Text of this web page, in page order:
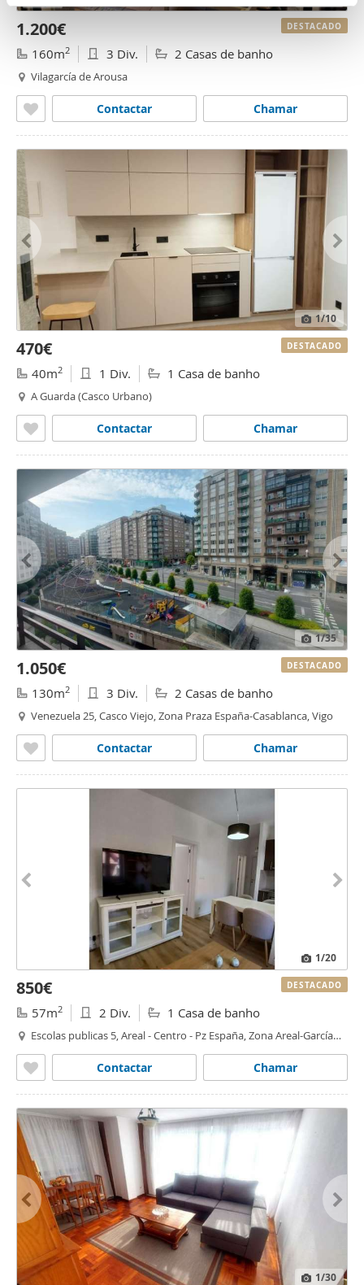
partir del uso que haya hecho de sus servicios.
n
1.200€
160m2 3 Div. 2 Casas de banho
Vilagarcía de Arousa
Chamar
Contactar
DESTACADO
1/10
470€
40m2 1 Div. 1 Casa de banho
A Guarda (Casco Urbano)
Chamar
Contactar
DESTACADO
1/35
1.050€
130m2 3 Div. 2 Casas de banho
Venezuela 25, Casco Viejo, Zona Praza España-Casablanca, Vigo
Chamar
Contactar
DESTACADO
1/20
850€
57m2 2 Div. 1 Casa de banho
Escolas publicas 5, Areal - Centro - Pz España, Zona Areal-García
Chamar
Contactar
DESTACADO
1/30